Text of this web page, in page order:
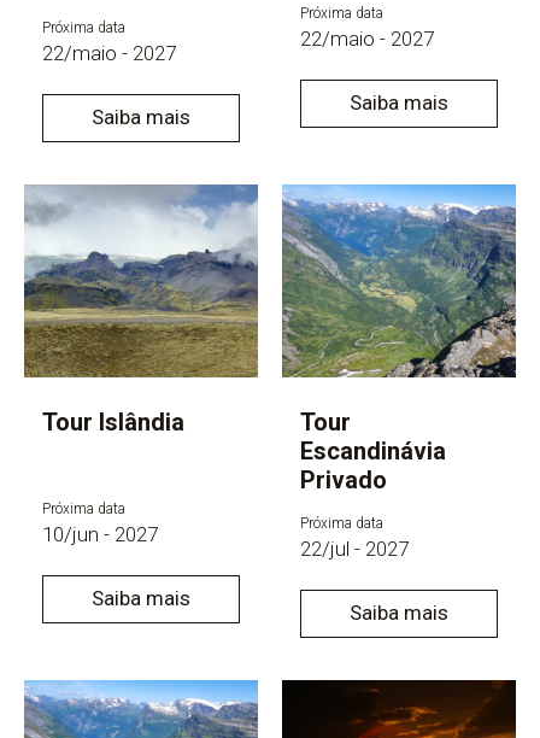
Próxima data
22/maio - 2027
Saiba mais
Próxima data
22/maio - 2027
Saiba mais
Tour Islândia
Próxima data
10/jun - 2027
Saiba mais
Tour
Escandinávia
Privado
Próxima data
22/jul - 2027
Saiba mais